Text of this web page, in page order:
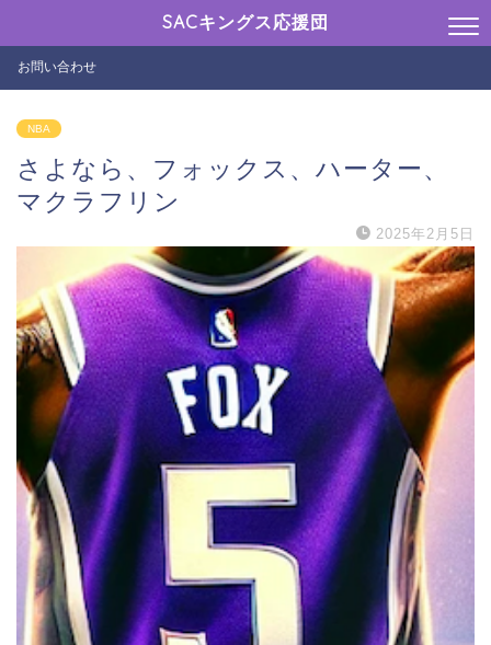
SACキングス応援団
お問い合わせ
NBA
さよなら、フォックス、ハーター、
マクラフリン
2025年2月5日